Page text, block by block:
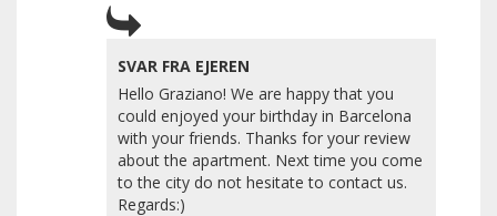
SVAR FRA EJEREN
Hello Graziano! We are happy that you
could enjoyed your birthday in Barcelona
with your friends. Thanks for your review
about the apartment. Next time you come
to the city do not hesitate to contact us.
Regards:)